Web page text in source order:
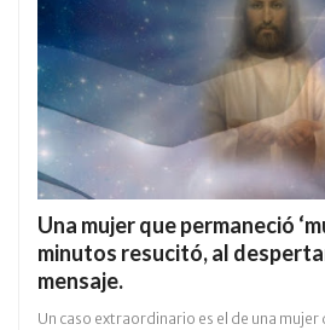
Una mujer que permaneció
minutos resucitó, al
mensaje.
Un caso extraordinario es el de una mujer